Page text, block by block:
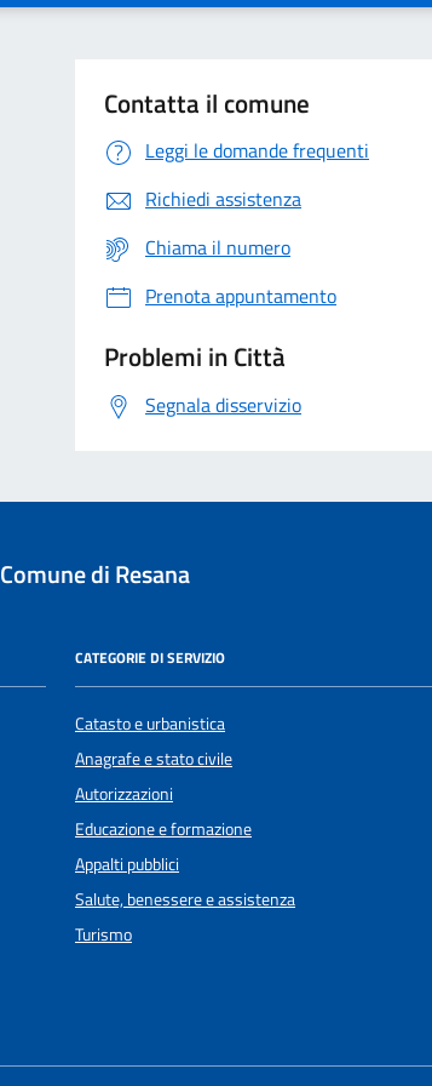
Contatta il comune
Leggi le domande frequenti
Richiedi assistenza
Chiama il numero
Prenota appuntamento
Problemi in Città
Segnala disservizio
Comune di Resana
CATEGORIE DI SERVIZIO
Catasto e urbanistica
Anagrafe e stato civile
Autorizzazioni
Educazione e formazione
Appalti pubblici
Salute, benessere e assistenza
Turismo